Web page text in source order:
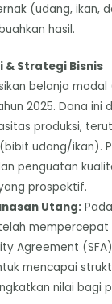
(udang, ikan,
hasil.
& Strategi Bisnis
belanja
2025. Dana ini
produksi,
udang/ikan).
penguatan
prospektif.
Utang:
mempercepat
Agreement
mencapai
nilai bagi